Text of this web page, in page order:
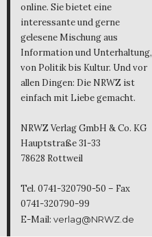
online. Sie bietet eine
interessante und gerne
gelesene Mischung aus
Information und Unterhaltung,
von Politik bis Kultur. Und vor
allen Dingen: Die NRWZ ist
einfach mit Liebe gemacht.
NRWZ Verlag GmbH & Co. KG
Hauptstraße 31-33
78628 Rottweil
Tel. 0741-320790-50 – Fax
0741-320790-99
E-Mail: verlag@NRWZ.de